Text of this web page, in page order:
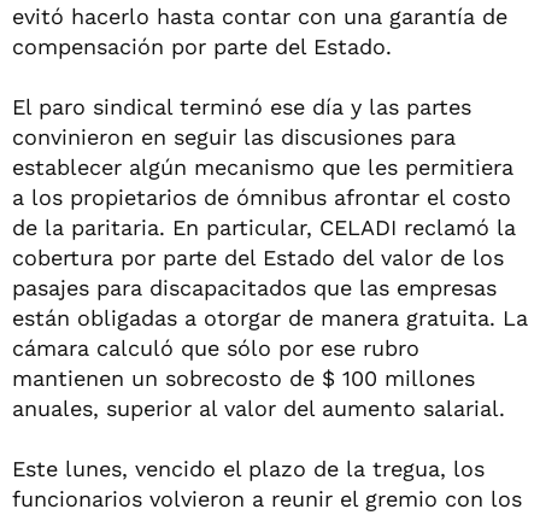
evitó hacerlo hasta contar con una garantía de
compensación por parte del Estado.
El paro sindical terminó ese día y las partes
convinieron en seguir las discusiones para
establecer algún mecanismo que les permitiera
a los propietarios de ómnibus afrontar el costo
de la paritaria. En particular, CELADI reclamó la
cobertura por parte del Estado del valor de los
pasajes para discapacitados que las empresas
están obligadas a otorgar de manera gratuita. La
cámara calculó que sólo por ese rubro
mantienen un sobrecosto de $ 100 millones
anuales, superior al valor del aumento salarial.
Este lunes, vencido el plazo de la tregua, los
funcionarios volvieron a reunir el gremio con los